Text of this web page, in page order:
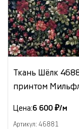
Ткань Шёлк
принтом
Цена:6 600 ₽/м
Артикул: 46881